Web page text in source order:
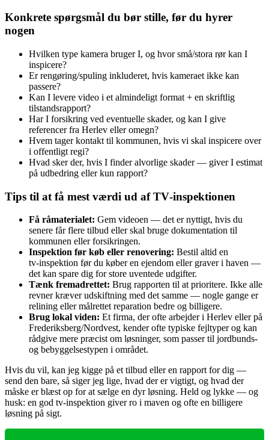
Konkrete spørgsmål du bør stille, før du hyrer
nogen
Hvilken type kamera bruger I, og hvor små/stora rør kan I
inspicere?
Er rengøring/spuling inkluderet, hvis kameraet ikke kan
passere?
Kan I levere video i et almindeligt format + en skriftlig
tilstandsrapport?
Har I forsikring ved eventuelle skader, og kan I give
referencer fra Herlev eller omegn?
Hvem tager kontakt til kommunen, hvis vi skal inspicere over
i offentligt regi?
Hvad sker der, hvis I finder alvorlige skader — giver I estimat
på udbedring eller kun rapport?
Tips til at få mest værdi ud af TV‑inspektionen
Få råmaterialet: Gem videoen — det er nyttigt, hvis du
senere får flere tilbud eller skal bruge dokumentation til
kommunen eller forsikringen.
Inspektion før køb eller renovering: Bestil altid en
tv‑inspektion før du køber en ejendom eller graver i haven —
det kan spare dig for store uventede udgifter.
Tænk fremadrettet: Brug rapporten til at prioritere. Ikke alle
revner kræver udskiftning med det samme — nogle gange er
relining eller målrettet reparation bedre og billigere.
Brug lokal viden: Et firma, der ofte arbejder i Herlev eller på
Frederiksberg/Nordvest, kender ofte typiske fejltyper og kan
rådgive mere præcist om løsninger, som passer til jordbunds-
og bebyggelsestypen i området.
Hvis du vil, kan jeg kigge på et tilbud eller en rapport for dig —
send den bare, så siger jeg lige, hvad der er vigtigt, og hvad der
måske er blæst op for at sælge en dyr løsning. Held og lykke — og
husk: en god tv‑inspektion giver ro i maven og ofte en billigere
løsning på sigt.